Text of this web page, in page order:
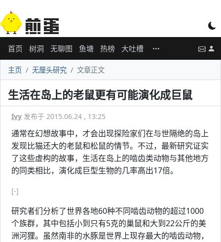
首页 树洞 无聊图 鱼塘 热榜 大吐槽
主页 无厘头研究 文章正文
生活在岛上的老鼠更有可能演化成巨鼠
Ivy 发布于 2015.06.24 , 13:25
通常在幻想故事中，才会出现探险家们在与世隔绝的岛上
发现比猫还大的老鼠和松鼠的情节。不过，最新研究证实
了这些虚构的故事，生活在岛上的啮齿类动物与其他地方
的同类相比，演化成巨型生物的几率高出17倍。
[-]
研究者们分析了世界各地60种不同啮齿动物的超过1000
个族群，其中包括小到只有5克的巢鼠和大到22公斤的美
洲河狸。虽然南非的水豚是世界上现存最大的啮齿动物，